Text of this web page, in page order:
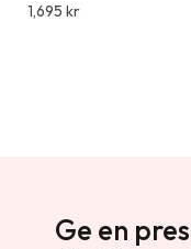
1,695 kr
Ge en